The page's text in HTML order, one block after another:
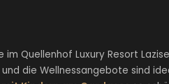
im Quellenhof Luxury Resort
die Wellnessangebote sind